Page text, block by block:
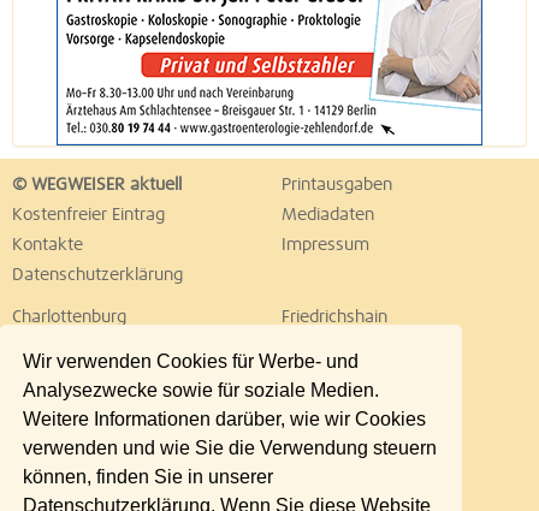
Wir verwenden Cookies für Werbe- und
Analysezwecke sowie für soziale Medien.
Weitere Informationen darüber, wie wir Cookies
verwenden und wie Sie die Verwendung steuern
können, finden Sie in unserer
Datenschutzerklärung. Wenn Sie diese Website
© WEGWEISER aktuell
Printausgaben
Kostenfreier Eintrag
Mediadaten
Kontakte
Impressum
Datenschutzerklärung
Charlottenburg
Friedrichshain
Lichtenberg
Marzahn
Neukölln
Pankow
Reinickendorf
Schöneberg